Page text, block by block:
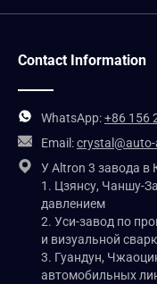
Contact Information
WhatsApp:+86 156
Email:
У Altron 3 завода в
1. Цзянсу, Чаншу-
давлением
2. Уси-завод по
и визуальной
3. Гуандун,
автомобильных